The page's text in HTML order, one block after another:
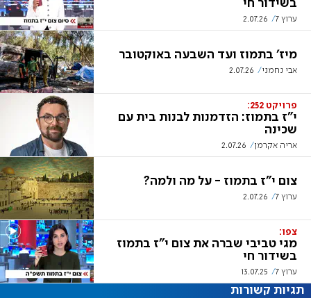
בשידור חי
ערוץ 7 2.07.26
מיז' בתמוז ועד השבעה באוקטובר
אבי נחמני 2.07.26
פרויקט 252:
י"ז בתמוז: הזדמנות לבנות בית עם
שכינה
אריה אקרמן 2.07.26
צום י"ז בתמוז - על מה ולמה?
ערוץ 7 2.07.26
צפו:
מגי טביבי שברה את צום י"ז בתמוז
בשידור חי
ערוץ 7 13.07.25
תגיות קשורות